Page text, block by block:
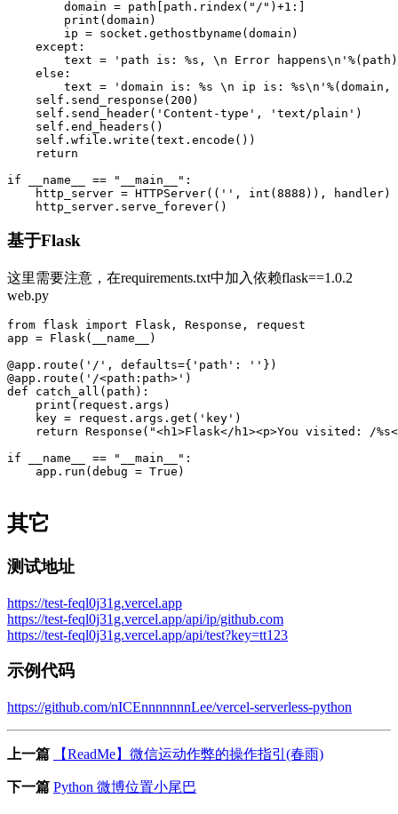
        domain = path[path.rindex("/")+1:]
        print(domain)
        ip = socket.gethostbyname(domain)
    except:
        text = 'path is: %s, \n Error happens\n'%(path)
    else:
text = 'domain is: %s \n ip is: %s\n'%(domain,
    self.send_response(200)
    self.send_header('Content-type', 'text/plain')
    self.end_headers()
    self.wfile.write(text.encode())
    return
if __name__ == "__main__":
    http_server = HTTPServer(('', int(8888)), handler)
基于Flask
这里需要注意，在requirements.txt中加入依赖flask==1.0.2
web.py
from flask import Flask, Response, request
app = Flask(__name__)
@app.route('/', defaults={'path': ''})
@app.route('/<path:path>')
def catch_all(path):
    print(request.args)
    key = request.args.get('key')
return Response("<h1>Flask</h1><p>You visited: /
if __name__ == "__main__":
    app.run(debug = True)
其它
测试地址
https://test-feql0j31g.vercel.app
https://test-feql0j31g.vercel.app/api/ip/github.com
https://test-feql0j31g.vercel.app/api/test?key=tt123
示例代码
https://github.com/nICEnnnnnnnLee/vercel-serverless-python
上一篇 【ReadMe】微信运动作弊的操作指引(春雨)
下一篇 Python 微博位置小尾巴